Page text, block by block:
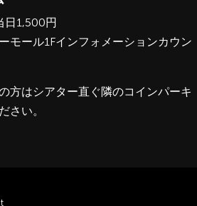
日1,500円
モール1Fインフォメーションカウン
方はシアター直ぐ隣のコインパーキ
さい。